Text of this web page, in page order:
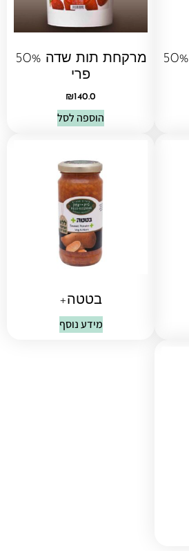
מרקחת תפוחי עץ 50%
מרקחת תות שדה 50%
פרי
₪140.0
הוספה לסל
בטטה+
מידע נוסף